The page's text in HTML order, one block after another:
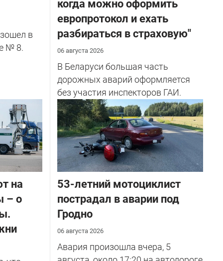
в
№ 8.
когда можно оформить
европротокол и ехать
разбираться в страховую"
06 августа 2026
В Беларуси большая часть
дорожных аварий оформляется
без участия инспекторов ГАИ.
на
– о
53-летний мотоциклист
пострадал в аварии под
Гродно
06 августа 2026
Авария произошла вчера, 5